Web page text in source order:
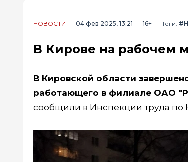
НОВОСТИ 04 фев 2025, 13:21 16+ Теги:
В Кирове на рабочем
В Кировской области
работающего в филиале ОАО
сообщили в Инспекции труда по